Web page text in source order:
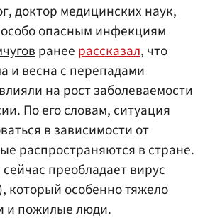
доктор медицинских наук,
опасным инфекциям
ранее рассказал, что
и весна с перепадами
на рост заболеваемости
По его словам, ситуация
в зависимости от
распространяются в стране.
преобладает вирус
который особенно тяжело
и пожилые люди.